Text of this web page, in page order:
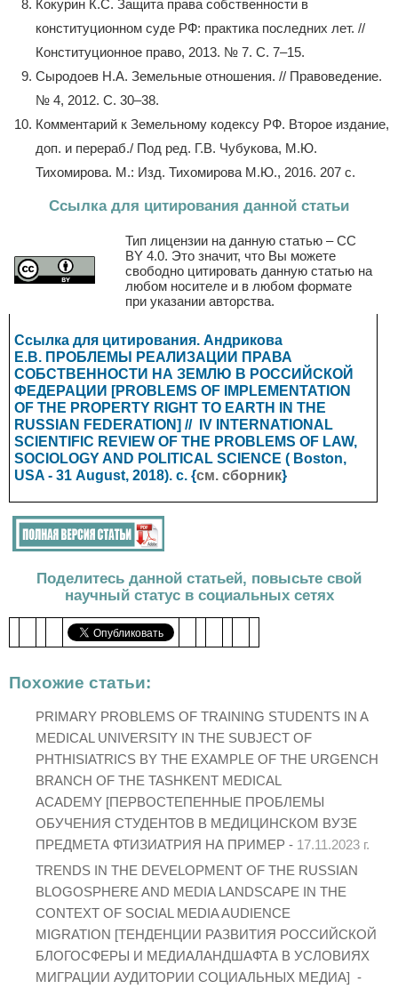
Кокурин К.С. Защита права собственности в
конституционном суде РФ: практика последних лет. //
Конституционное право, 2013. № 7. С. 7–15.
Сыродоев Н.А. Земельные отношения. // Правоведение.
№ 4, 2012. С. 30–38.
Комментарий к Земельному кодексу РФ. Второе издание,
доп. и перераб./ Под ред. Г.В. Чубукова, М.Ю.
Тихомирова. М.: Изд. Тихомирова М.Ю., 2016. 207 с.
Ссылка для цитирования данной статьи
Тип лицензии на данную статью – CC
BY 4.0. Это значит, что Вы можете
свободно цитировать данную статью на
любом носителе и в любом формате
при указании авторства.
Ссылка для цитирования. Андрикова
Е.В. ПРОБЛЕМЫ РЕАЛИЗАЦИИ ПРАВА
СОБСТВЕННОСТИ НА ЗЕМЛЮ В РОССИЙСКОЙ
ФЕДЕРАЦИИ [PROBLEMS OF IMPLEMENTATION
OF THE PROPERTY RIGHT TO EARTH IN THE
RUSSIAN FEDERATION] // IV INTERNATIONAL
SCIENTIFIC REVIEW OF THE PROBLEMS OF LAW,
SOCIOLOGY AND POLITICAL SCIENCE ( Boston,
USA - 31 August, 2018). с. {см. сборник}
Поделитесь данной статьей, повысьте свой
научный статус в социальных сетях
Похожие статьи:
PRIMARY PROBLEMS OF TRAINING STUDENTS IN A
MEDICAL UNIVERSITY IN THE SUBJECT OF
PHTHISIATRICS BY THE EXAMPLE OF THE URGENCH
BRANCH OF THE TASHKENT MEDICAL
ACADEMY [ПЕРВОСТЕПЕННЫЕ ПРОБЛЕМЫ
ОБУЧЕНИЯ СТУДЕНТОВ В МЕДИЦИНСКОМ ВУЗЕ
ПРЕДМЕТА ФТИЗИАТРИЯ НА ПРИМЕР - 17.11.2023 г.
TRENDS IN THE DEVELOPMENT OF THE RUSSIAN
BLOGOSPHERE AND MEDIA LANDSCAPE IN THE
CONTEXT OF SOCIAL MEDIA AUDIENCE
MIGRATION [ТЕНДЕНЦИИ РАЗВИТИЯ РОССИЙСКОЙ
БЛОГОСФЕРЫ И МЕДИАЛАНДШАФТА В УСЛОВИЯХ
МИГРАЦИИ АУДИТОРИИ СОЦИАЛЬНЫХ МЕДИА] -